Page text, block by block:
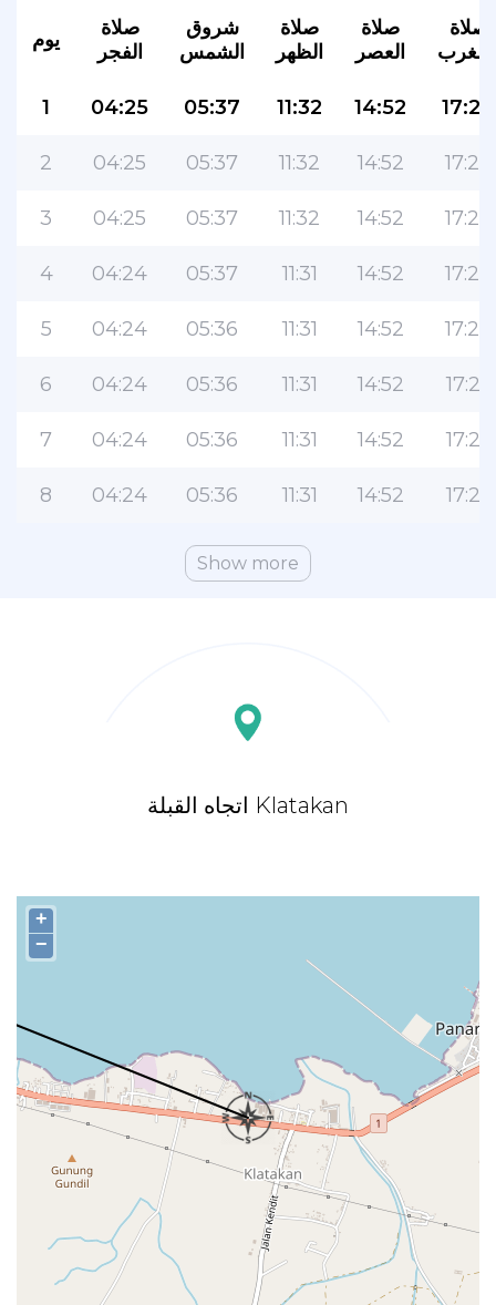
يوم
صلاة
الفجر
شروق
الشمس
صلاة
الظهر
صلاة
العصر
صلاة
1 04:25 05:37 11:32 14:52 17:24
2 04:25 05:37 11:32 14:52 17:24
3 04:25 05:37 11:32 14:52 17:24
4 04:24 05:37 11:31 14:52 17:24
5 04:24 05:36 11:31 14:52 17:24
6 04:24 05:36 11:31 14:52 17:25
7 04:24 05:36 11:31 14:52 17:25
8 04:24 05:36 11:31 14:52 17:25
Show more
اتجاه القبلة Klatakan
+
−